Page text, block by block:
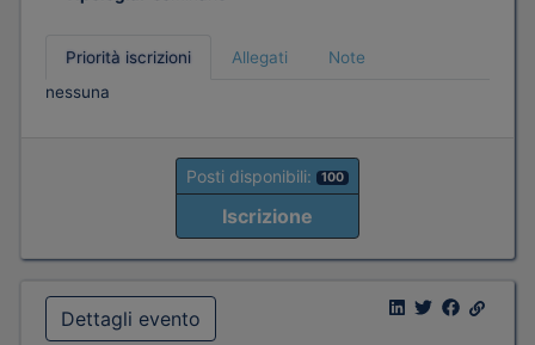
Priorità iscrizioni Allegati
Note
nessuna
Posti disponibili: 100
Iscrizione
Dettagli evento